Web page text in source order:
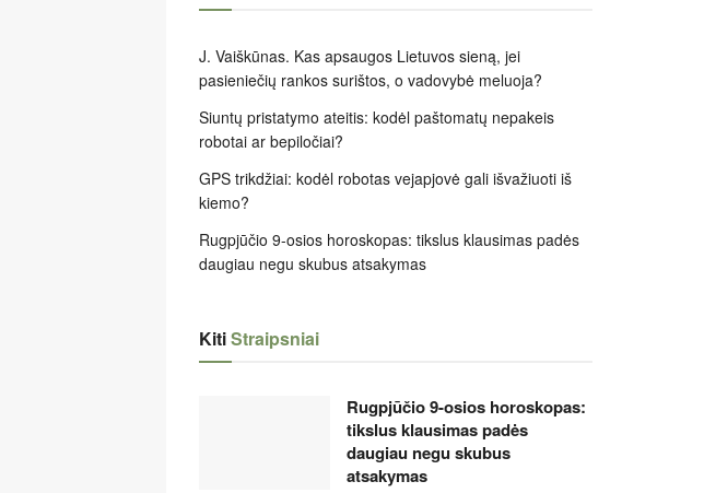
J. Vaiškūnas. Kas apsaugos Lietuvos sieną, jei
pasieniečių rankos surištos, o vadovybė meluoja?
Siuntų pristatymo ateitis: kodėl paštomatų nepakeis
robotai ar bepiločiai?
GPS trikdžiai: kodėl robotas vejapjovė gali išvažiuoti iš
kiemo?
Rugpjūčio 9-osios horoskopas: tikslus klausimas padės
daugiau negu skubus atsakymas
KitiStraipsniai
Rugpjūčio 9-osios horoskopas:
tikslus klausimas padės
daugiau negu skubus
atsakymas